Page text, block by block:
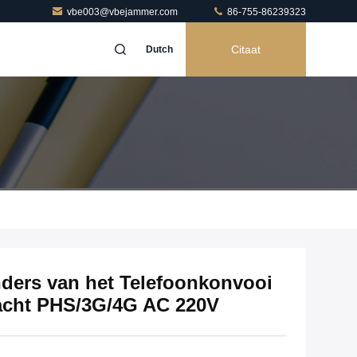
vbe003@vbejammer.com 86-755-86239323
Dutch Citaat
van het Telefoonkonvooi
PHS/3G/4G AC 220V